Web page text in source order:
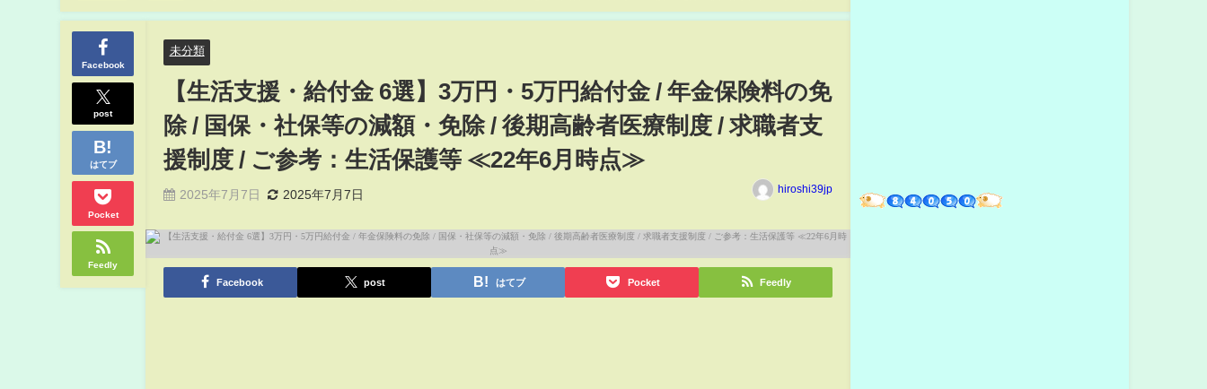
求職者支援制度 / ご参考：生活保護等 ≪22年6月時点≫
Facebook
post
はてブ
Pocket
Feedly
未分類
【生活支援・給付金 6選】3万円・5万円給付金 / 年金保険料の免
除 / 国保・社保等の減額・免除 / 後期高齢者医療制度 / 求職者支
援制度 / ご参考：生活保護等 ≪22年6月時点≫
2025年7月7日 2025年7月7日 hiroshi39jp
Facebook post はてブ Pocket Feedly